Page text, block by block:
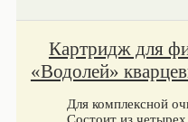
Картридж для
«Водолей»
Для комплексной